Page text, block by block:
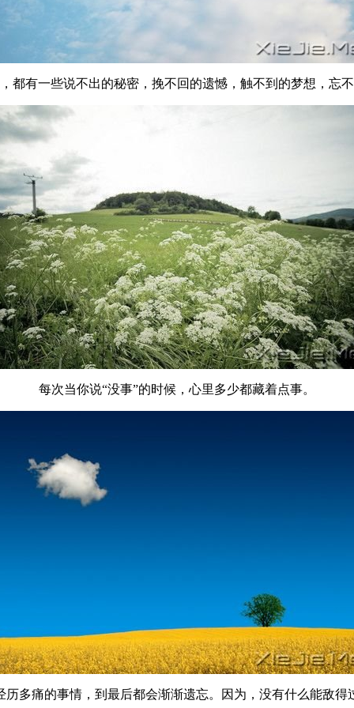
都有一些说不出的秘密，挽不回的遗憾，触不到的梦想，忘
每次当你说“没事”的时候，心里多少都藏着点事。
历多痛的事情，到最后都会渐渐遗忘。因为，没有什么能敌得